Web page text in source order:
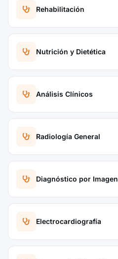
Rehabilitación
Nutrición y Dietética
Análisis Clínicos
Radiología General
Diagnóstico por Imagen
Electrocardiografía